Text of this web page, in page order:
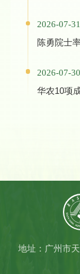
2026-07-31
陈勇院士
2026-07-30
华农10项
地址：广州市